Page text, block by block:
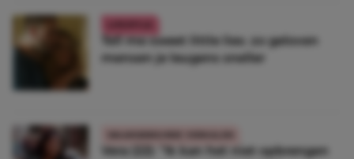
Tell me sweet little lies: zo geloven
mensen je leugens sneller
Vera (22): “Ik kan het niet opbrengen